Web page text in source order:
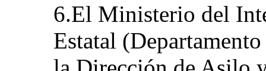
6.El Ministerio del
Estatal